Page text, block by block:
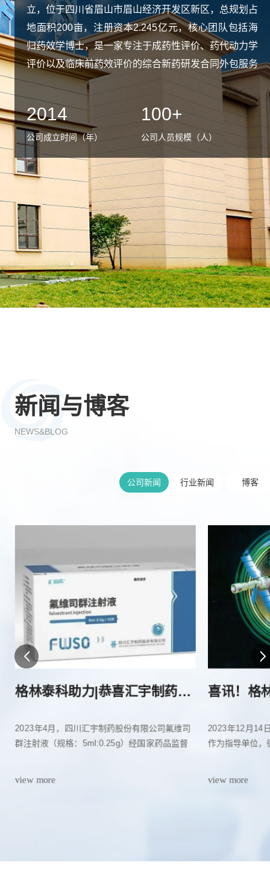
立，位于四川省眉山市眉山经济开发区新区，总规划占
地面积200亩，注册资本2.245亿元，核心团队包括海
归药效学博士，是一家专注于成药性评价、药代动力学
评价以及临床前药效评价的综合新药研发合同外包服务
机构（CRO），不仅有规范的技术配套设施，还为国
内外生物医药产业提供孵化服务。
四川格林泰科专注建设GLP管理标准进行新药临床
前药代及药效评价的机构，与医院及国家成都新药安全
性评价中心密切合作，凭借自身丰富的技术储备，提供
药物临床前新药研发服务，致力于打造科学、规范的综
合临床前新药研发技术服务中心，成为支撑生物医药产
业发展的重要平台，助力生物医药技术领域现代高科技
服务产业发展。
2014
公司成立时间（年）
100+
公司人员规模（人）
新闻与博客
NEWS&BLOG
公司新闻 行业新闻 博客
格林泰科助力|恭喜汇宇制药氟维司群注射液批准上市！
2023年4月，四川汇宇制药股份有限公司氟维司
群注射液（规格：5ml:0.25g）经国家药品监督
view more
2023年12月14
作为指导单位，
重举行。格林
view more
大浪
据弗若斯
规模从
8.5%，到
view more
脑卒中防疗现状、未来及相关动物模型介绍
生物科技有限公司成立于2014年6
省眉山经济开发区，是一家参照
施及先进的仪器设备，核心团队均
组织病理学（Histopathology）
有效性和安全性非常重要，甚